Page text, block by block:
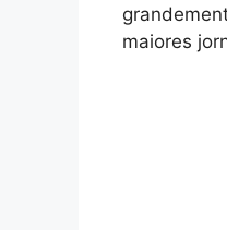
maiores